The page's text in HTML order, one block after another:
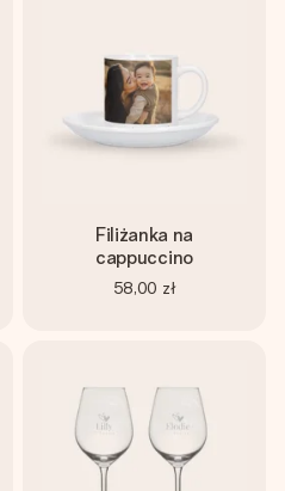
Filiżanka na
cappuccino
58,00 zł